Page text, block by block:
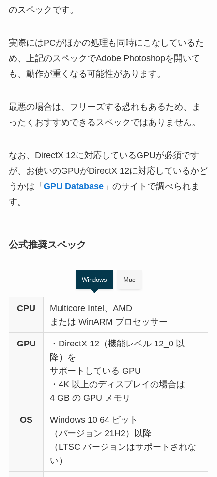
のスペックです。
実際にはPCがほかの処理も同時にこなしているた
め、上記のスペックでAdobe Photoshopを開いて
も、動作が重くなる可能性があります。
最悪の場合は、フリーズする恐れもあるため、ま
ったくおすすめできるスペックではありません。
なお、DirectX 12に対応しているGPUが必須です
が、お使いのGPUがDirectX 12に対応しているかど
うかは「 GPU Database」のサイトで調べられま
す。
公式推奨スペック
Windows Mac
CPU
Multicore Intel、AMD
または WinARM プロセッサー
GPU
・DirectX 12（機能レベル 12_0 以
降）を
サポートしている GPU
・4K 以上のディスプレイの場合は
4 GB の GPU メモリ
OS
Windows 10 64 ビット
（バージョン 21H2）以降
（LTSC バージョンはサポートされな
い）